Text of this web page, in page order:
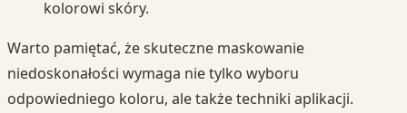
kolorowi skóry.
Warto pamiętać, że skuteczne maskowanie
niedoskonałości wymaga nie tylko wyboru
odpowiedniego koloru, ale także techniki aplikacji.